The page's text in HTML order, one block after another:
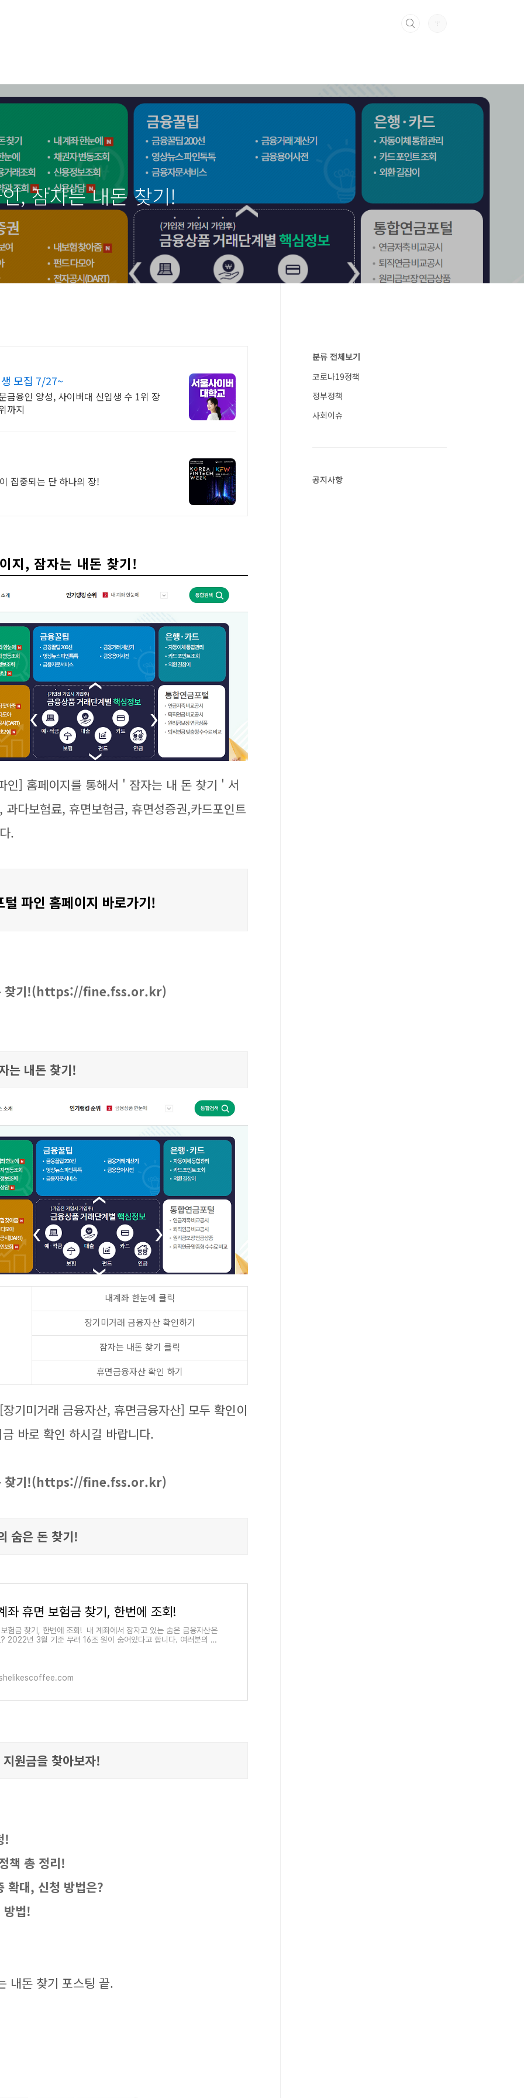
, 잠자는 내돈 찾기!
모집 7/27~
금융인 양성, 사이버대 신입생 수 1위 장
까지
집중되는 단 하나의 장!
지, 잠자는 내돈 찾기!
] 홈페이지를 통해서 ' 잠자는 내 돈 찾기 ' 서
다보험료, 휴면보험금, 휴면성증권,카드포인트
.
파인 홈페이지 바로가기!
찾기!(https://fine.fss.or.kr)
는 내돈 찾기!
내계좌 한눈에 클릭
장기미거래 금융자산 확인하기
잠자는 내돈 찾기 클릭
휴면금융자산 확인 하기
기미거래 금융자산, 휴면금융자산] 모두 확인이
바로 확인 하시길 바랍니다.
찾기!(https://fine.fss.or.kr)
숨은 돈 찾기!
좌 휴면 보험금 찾기, 한번에 조회!
험금 찾기, 한번에 조회! 내 계좌에서 잠자고 있는 숨은 금융자산은
2022년 3월 기준 무려 16조 원이 숨어있다고 합니다. 여러분의 자
원금을 찾아보자!
!
책 총 정리!
확대, 신청 방법은?
법!
내돈 찾기 포스팅 끝.
분류 전체보기
코로나19정책
정부정책
사회이슈
공지사항